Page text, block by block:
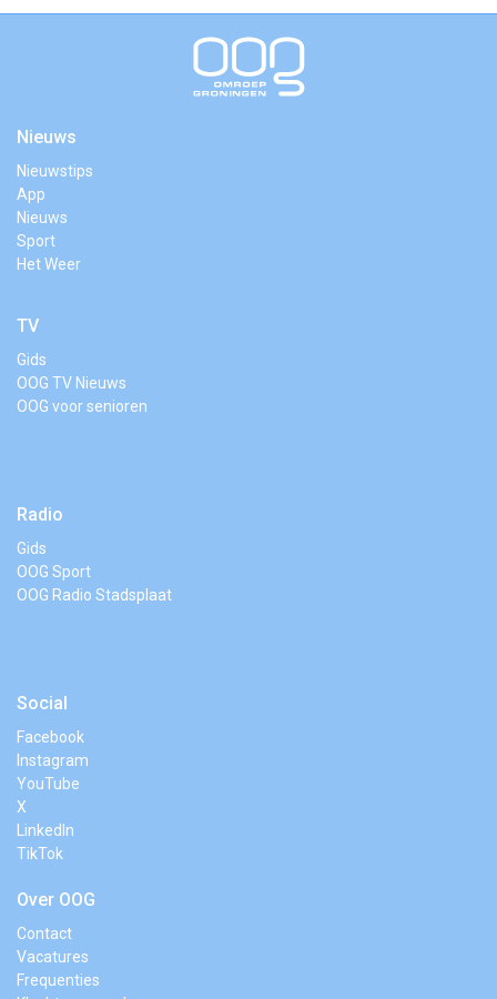
Nieuws
Nieuwstips
App
Nieuws
Sport
Het Weer
TV
Gids
OOG TV Nieuws
OOG voor senioren
Radio
Gids
OOG Sport
OOG Radio Stadsplaat
Social
Facebook
Instagram
YouTube
X
LinkedIn
TikTok
Over OOG
Contact
Vacatures
Frequenties